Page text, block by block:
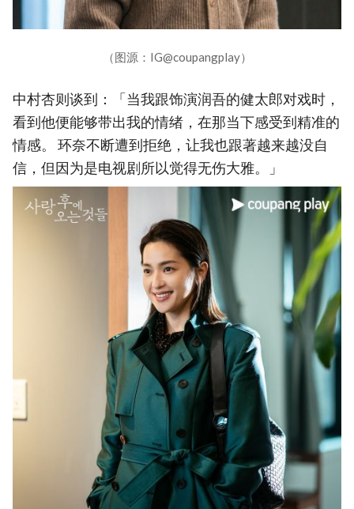
（图源：IG@coupangplay）
中村杏则谈到：「当我跟饰演润吾的健太郎对戏时，
看到他便能够带出我的情绪，在那当下感受到精准的
情感。 环奈不断遭到拒绝，让我也跟著越来越没自
信，但因为是电视剧所以觉得无伤大雅。」